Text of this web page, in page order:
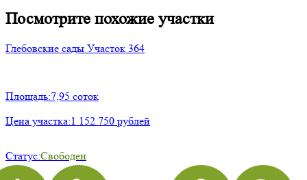
Посмотрите похожие участки
Глебовские сады Участок 364
Площадь:7,95 соток
Цена участка:1 152 750 рублей
Статус:Свободен